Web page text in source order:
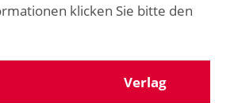
klicken Sie bitte den
Verlag